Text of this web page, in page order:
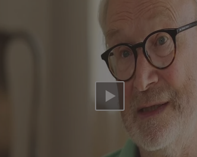
Video abspielen